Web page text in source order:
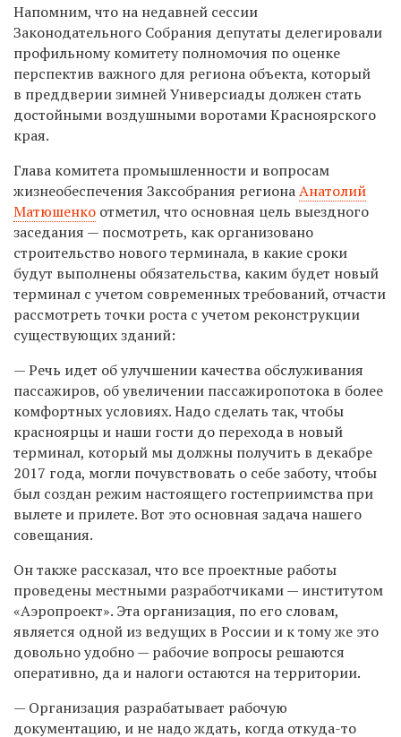
Напомним, что на недавней сессии
Законодательного Собрания депутаты делегировали
профильному комитету полномочия по оценке
перспектив важного для региона объекта, который
в преддверии зимней Универсиады должен стать
достойными воздушными воротами Красноярского
края.
Глава комитета промышленности и вопросам
жизнеобеспечения Заксобрания регионаАнатолий
Матюшенко отметил, что основная цель выездного
заседания — посмотреть, как организовано
строительство нового терминала, в какие сроки
будут выполнены обязательства, каким будет новый
терминал с учетом современных требований, отчасти
рассмотреть точки роста с учетом реконструкции
существующих зданий:
— Речь идет об улучшении качества обслуживания
пассажиров, об увеличении пассажиропотока в более
комфортных условиях. Надо сделать так, чтобы
красноярцы и наши гости до перехода в новый
терминал, который мы должны получить в декабре
2017 года, могли почувствовать о себе заботу, чтобы
был создан режим настоящего гостеприимства при
вылете и прилете. Вот это основная задача нашего
совещания.
Он также рассказал, что все проектные работы
проведены местными разработчиками — институтом
«Аэропроект». Эта организация, по его словам,
является одной из ведущих в России и к тому же это
довольно удобно — рабочие вопросы решаются
оперативно, да и налоги остаются на территории.
— Организация разрабатывает рабочую
документацию, и не надо ждать, когда откуда-то